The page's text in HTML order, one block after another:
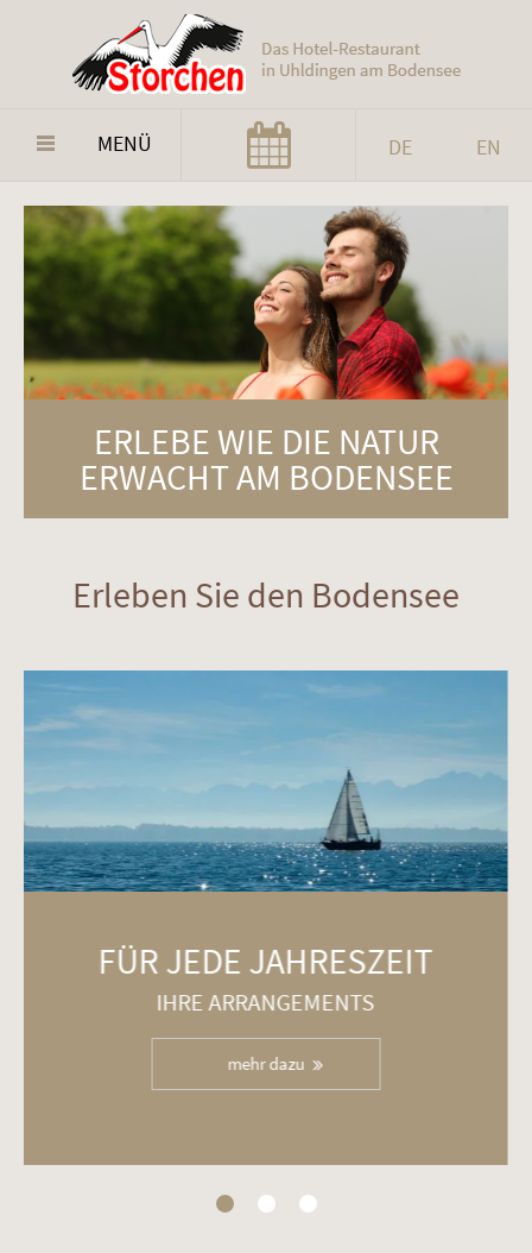
DE EN
MENÜ
ERLEBE WIE DIE NATUR
ERWACHT AM BODENSEE
Erleben Sie den Bodensee
FÜR JEDE JAHRESZEIT
IHRE ARRANGEMENTS
mehr dazu